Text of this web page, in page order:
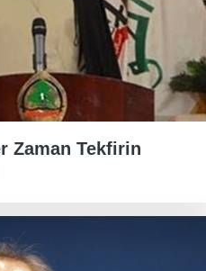
Zaman Tekfirin